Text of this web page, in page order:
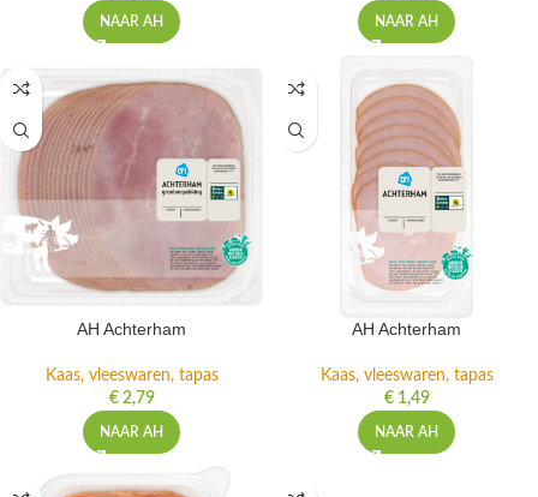
NAAR AH NAAR AH
AH Achterham
Kaas, vleeswaren, tapas
€2,79
NAAR AH
AH Achterham
Kaas, vleeswaren, tapas
€1,49
NAAR AH